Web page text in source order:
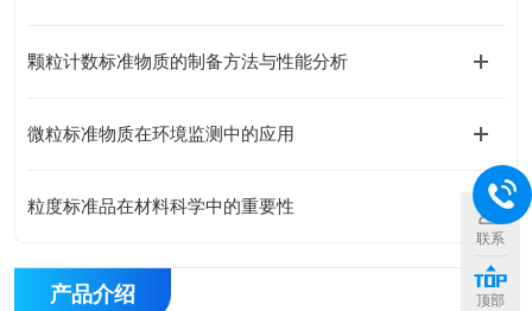
颗粒计数标准物质的制备方法与性能分析
微粒标准物质在环境监测中的应用
粒度标准品在材料科学中的重要性
产品介绍
联系
顶部